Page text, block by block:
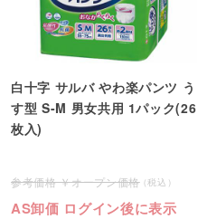
白十字 サルバ やわ楽パンツ う
す型 S-M 男女共用 1パック(26
枚入)
オープン価格
AS卸価 ログイン後に表示